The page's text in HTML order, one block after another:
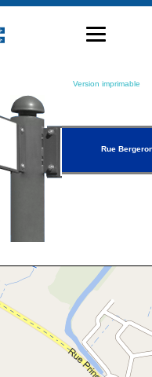
Version imprimable
Rue